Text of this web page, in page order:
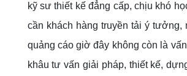
kỹ sư thiết kế đẳng cấp, chịu khó
cần khách hàng truyền tải ý
quảng cáo giờ đây không còn là
khâu tư vấn giải pháp, thiết kế,